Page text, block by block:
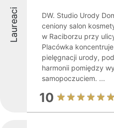
Laureaci
DW. Studio Urody
ceniony salon
w Raciborzu przy
Placówka
pielęgnacji urody,
harmonii pomiędzy
samopoczuciem. ...
10